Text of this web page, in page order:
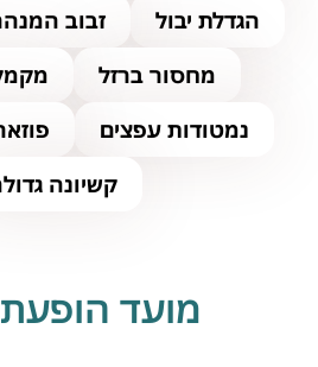
הגדלת יבול
זבוב
מחסור ברזל
נמטודות עפצים
קשיונה
מועד